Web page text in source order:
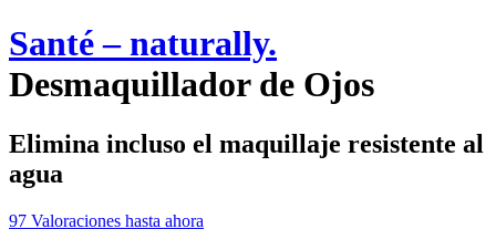
Santé – naturally.
Desmaquillador de Ojos
Elimina incluso el maquillaje resistente al
agua
97 Valoraciones hasta ahora